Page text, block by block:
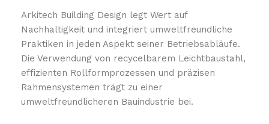
Arkitech Building Design legt Wert auf
Nachhaltigkeit und integriert umweltfreundliche
Praktiken in jeden Aspekt seiner Betriebsabläufe.
Die Verwendung von recycelbarem Leichtbaustahl,
effizienten Rollformprozessen und präzisen
Rahmensystemen trägt zu einer
umweltfreundlicheren Bauindustrie bei.